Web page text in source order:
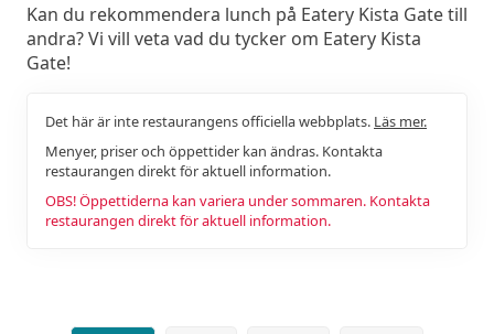
Kan du rekommendera lunch på Eatery Kista Gate till
andra? Vi vill veta vad du tycker om Eatery Kista
Gate!
Det här är inte restaurangens officiella webbplats. Läs mer.
Menyer, priser och öppettider kan ändras. Kontakta
restaurangen direkt för aktuell information.
OBS! Öppettiderna kan variera under sommaren. Kontakta
restaurangen direkt för aktuell information.